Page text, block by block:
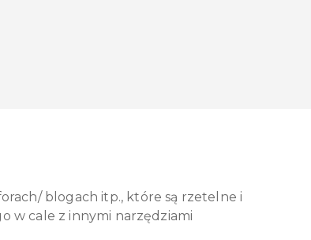
blogach itp., które są rzetelne i
w cale z innymi narzędziami